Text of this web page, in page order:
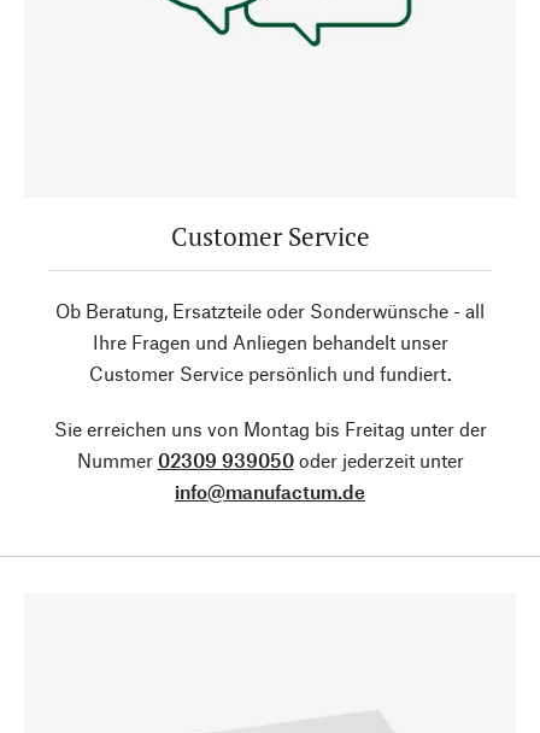
Customer Service
Ob Beratung, Ersatzteile oder Sonderwünsche - all
Ihre Fragen und Anliegen behandelt unser
Customer Service persönlich und fundiert.
Sie erreichen uns von Montag bis Freitag unter der
Nummer 02309 939050oder jederzeit unter
info@manufactum.de